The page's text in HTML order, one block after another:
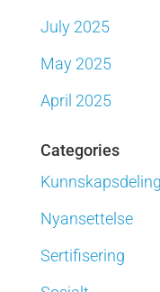
July 2025
May 2025
April 2025
Categories
Kunnskapsdeling
Nyansettelse
Sertifisering